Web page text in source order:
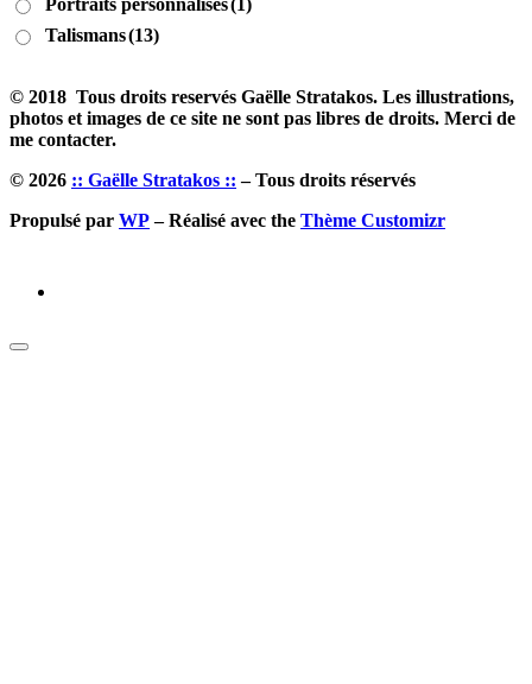
Portraits personnalisés(1)
Talismans(13)
© 2018 Tous droits reservés Gaëlle Stratakos. Les illustrations,
photos et images de ce site ne sont pas libres de droits. Merci de
me contacter.
© 2026 :: Gaëlle Stratakos :: – Tous droits réservés
Propulsé par WP– Réalisé avec the Thème Customizr